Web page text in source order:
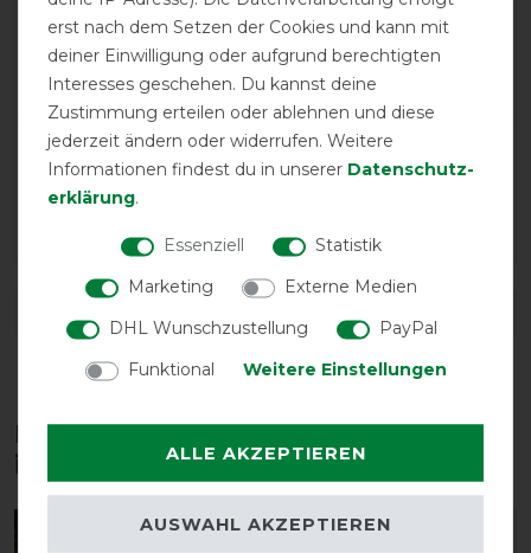
Positive
100%
0%
LATEST REVIEWS
Diese Produkte könnten dich auch
interessieren
erst nach dem Setzen der Cookies und kann mit
deiner Einwilligung oder aufgrund berechtigten
Interesses geschehen. Du kannst deine
Zustimmung erteilen oder ablehnen und diese
jederzeit ändern oder widerrufen. Weitere
Informationen findest du in unserer Daten­schutz­
erklärung.
Essenziell
Statistik
Marketing
Externe Medien
DHL Wunschzustellung
PayPal
Funktional
Weitere Einstellungen
ALLE AKZEPTIEREN
AUSWAHL AKZEPTIEREN